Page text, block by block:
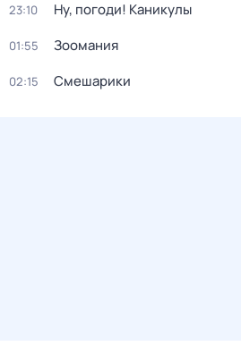
23:10 Ну, погоди! Каникулы
01:55 Зоомания
02:15 Смешарики